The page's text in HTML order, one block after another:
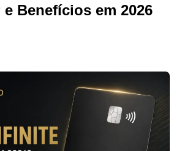
e Benefícios em 2026